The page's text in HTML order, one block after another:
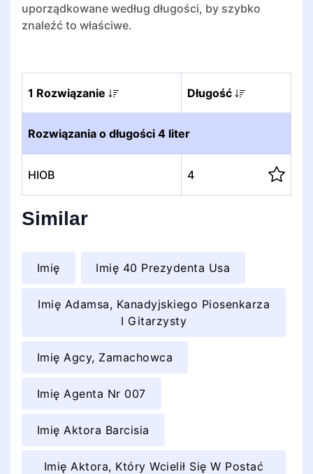
uporządkowane według długości, by szybko
znaleźć to właściwe.
1 Rozwiązanie Długość
Rozwiązania o długości 4 liter
HIOB 4
Similar
Imię Imię 40 Prezydenta Usa
Imię Adamsa, Kanadyjskiego Piosenkarza
I Gitarzysty
Imię Agcy, Zamachowca
Imię Agenta Nr 007
Imię Aktora Barcisia
Imię Aktora, Który Wcielił Się W Postać